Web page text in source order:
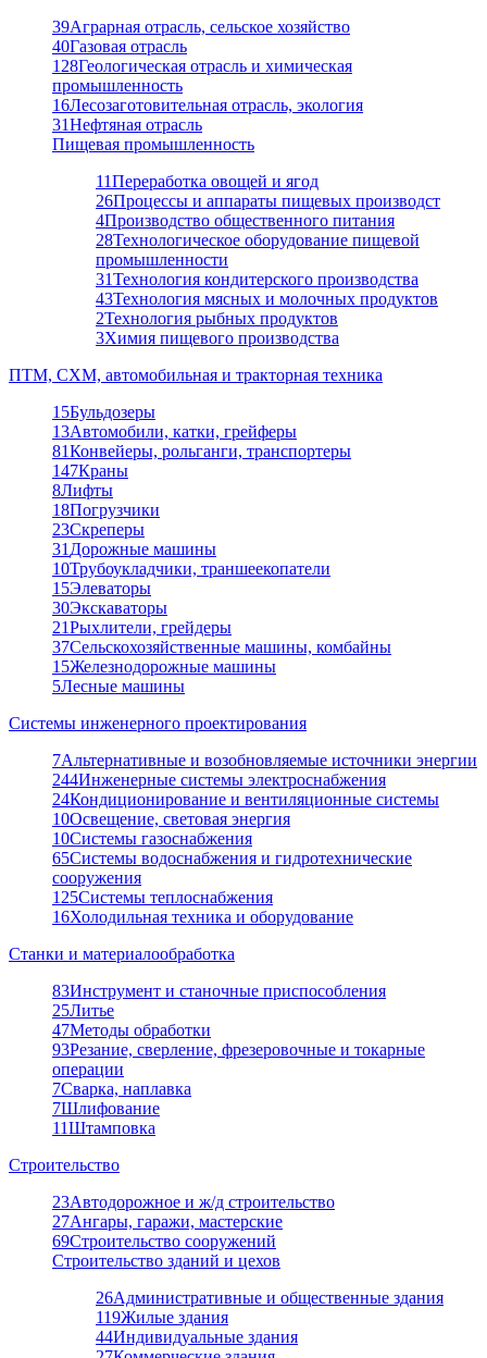
39Аграрная отрасль, сельское хозяйство
40Газовая отрасль
128Геологическая отрасль и химическая
промышленность
16Лесозаготовительная отрасль, экология
31Нефтяная отрасль
Пищевая промышленность
11Переработка овощей и ягод
26Процессы и аппараты пищевых производст
4Производство общественного питания
28Технологическое оборудование пищевой
промышленности
31Технология кондитерского производства
43Технология мясных и молочных продуктов
2Технология рыбных продуктов
3Химия пищевого производства
ПТМ, СХМ, автомобильная и тракторная техника
15Бульдозеры
13Автомобили, катки, грейферы
81Конвейеры, рольганги, транспортеры
147Краны
8Лифты
18Погрузчики
23Скреперы
31 Дорожные машины
10Трубоукладчики, траншеекопатели
15Элеваторы
30Экскаваторы
21Рыхлители, грейдеры
37Сельскохозяйственные машины, комбайны
15Железнодорожные машины
5Лесные машины
Системы инженерного проектирования
7Альтернативные и возобновляемые источники энергии
244Инженерные системы электроснабжения
24Кондиционирование и вентиляционные системы
10Освещение, световая энергия
10Системы газоснабжения
65Системы водоснабжения и гидротехнические
сооружения
125Системы теплоснабжения
16Холодильная техника и оборудование
Станки и материалообработка
83Инструмент и станочные приспособления
25Литье
47Методы обработки
93Резание, сверление, фрезеровочные и токарные
операции
7Сварка, наплавка
7Шлифование
11Штамповка
Строительство
23Автодорожное и ж/д строительство
27Ангары, гаражи, мастерские
69Строительство сооружений
Строительство зданий и цехов
26Административные и общественные здания
119Жилые здания
44Индивидуальные здания